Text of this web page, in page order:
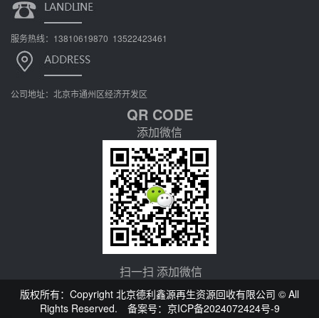
服务热线：13810619870 13522423461
公司地址：北京市通州区经济开发区
QR CODE
添加微信
扫一扫 添加微信
版权所有：Copyright 北京德利鑫源再生资源回收有限公司 © All
Rights Reserved. 备案号： 京ICP备2024072424号-9